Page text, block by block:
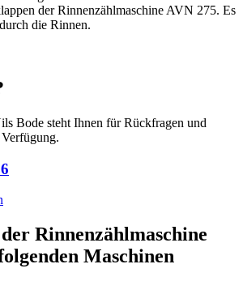
Bode steht Ihnen für Rückfragen und
Rinnenzählmaschine
Maschinen